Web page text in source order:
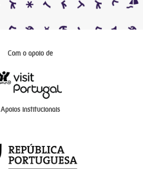
Com o apoio de
Apoios institucionais